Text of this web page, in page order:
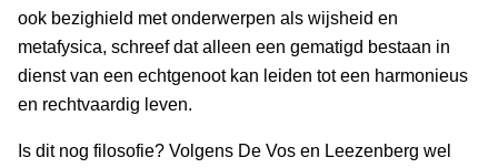
ook bezighield met onderwerpen als wijsheid en
metafysica, schreef dat alleen een gematigd bestaan in
dienst van een echtgenoot kan leiden tot een harmonieus
en rechtvaardig leven.
Is dit nog filosofie? Volgens De Vos en Leezenberg wel